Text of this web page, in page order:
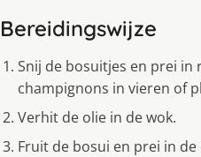
Bereidingswijze
Snij de bosuitjes en prei in
champignons in vieren of
Verhit de olie in de wok.
Fruit de bosui en prei in de